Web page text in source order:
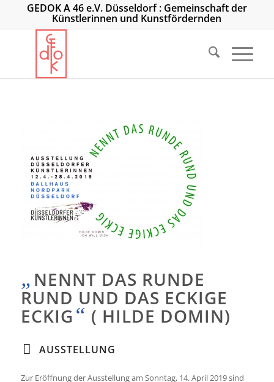
GEDOK A 46 e.V. Düsseldorf : Gemeinschaft der
Künstlerinnen und Kunstfördernden
„ NENNT DAS RUNDE
RUND UND DAS ECKIGE
ECKIG“ ( HILDE DOMIN)
AUSSTELLUNG
Zur Eröffnung der Ausstellung am Sonntag, 14. April 2019 sind